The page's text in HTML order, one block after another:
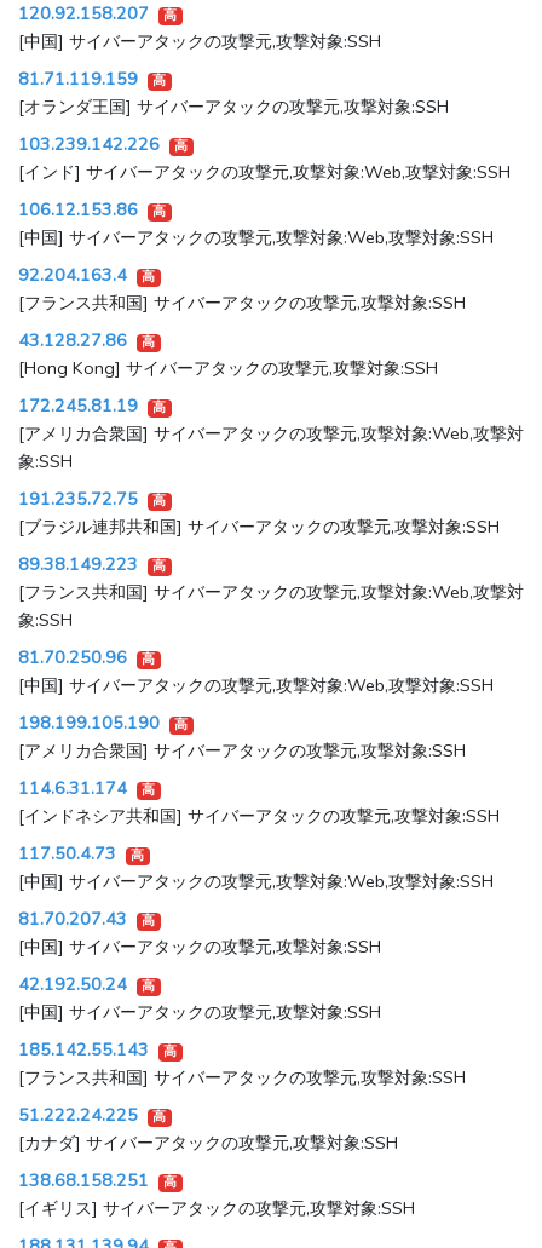
120.92.158.207
高
[中国] サイバーアタックの攻撃元,攻撃対象:SSH
81.71.119.159
高
[オランダ王国] サイバーアタックの攻撃元,攻撃対象:SSH
103.239.142.226
高
[インド] サイバーアタックの攻撃元,攻撃対象:Web,攻撃対象:SSH
106.12.153.86
高
[中国] サイバーアタックの攻撃元,攻撃対象:Web,攻撃対象:SSH
92.204.163.4
高
[フランス共和国] サイバーアタックの攻撃元,攻撃対象:SSH
43.128.27.86
高
[Hong Kong] サイバーアタックの攻撃元,攻撃対象:SSH
172.245.81.19
高
[アメリカ合衆国] サイバーアタックの攻撃元,攻撃対象:Web,攻撃対
象:SSH
191.235.72.75
高
[ブラジル連邦共和国] サイバーアタックの攻撃元,攻撃対象:SSH
89.38.149.223
高
[フランス共和国] サイバーアタックの攻撃元,攻撃対象:Web,攻撃対
象:SSH
81.70.250.96
高
[中国] サイバーアタックの攻撃元,攻撃対象:Web,攻撃対象:SSH
198.199.105.190
高
[アメリカ合衆国] サイバーアタックの攻撃元,攻撃対象:SSH
114.6.31.174
高
[インドネシア共和国] サイバーアタックの攻撃元,攻撃対象:SSH
117.50.4.73
高
[中国] サイバーアタックの攻撃元,攻撃対象:Web,攻撃対象:SSH
81.70.207.43
高
[中国] サイバーアタックの攻撃元,攻撃対象:SSH
42.192.50.24
高
[中国] サイバーアタックの攻撃元,攻撃対象:SSH
185.142.55.143
高
[フランス共和国] サイバーアタックの攻撃元,攻撃対象:SSH
51.222.24.225
高
[カナダ] サイバーアタックの攻撃元,攻撃対象:SSH
138.68.158.251
高
[イギリス] サイバーアタックの攻撃元,攻撃対象:SSH